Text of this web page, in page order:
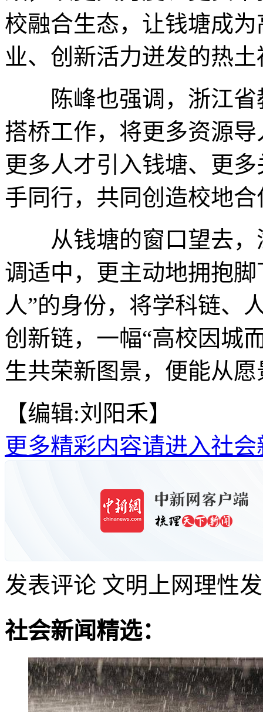
校融合生态，让钱塘成
业、创新活力迸发的热土
陈峰也强调，浙江省
搭桥工作，将更多资源
更多人才引入钱塘、更
手同行，共同创造校地
从钱塘的窗口望去，
调适中，更主动地拥抱
人”的身份，将学科链、
创新链，一幅“高校因城
生共荣新图景，便能从
【编辑:刘阳禾】
更多精彩内容请进入社会
发表评论 文明上网理性
社会新闻精选：